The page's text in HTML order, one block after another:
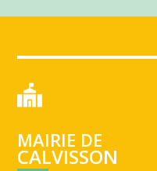
MAIRIE DE
CALVISSON